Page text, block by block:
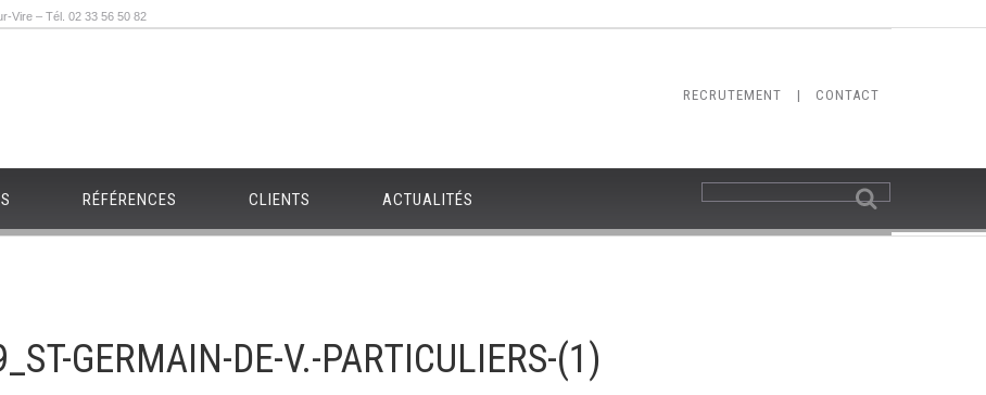
Vire – Tél. 02 33 56 50 82
RECRUTEMENT | CONTACT
RÉFÉRENCES CLIENTS ACTUALITÉS
GERMAIN-DE-V.-PARTICULIERS-(1)